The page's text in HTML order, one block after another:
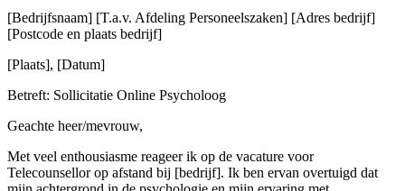
[Bedrijfsnaam] [T.a.v. Afdeling Personeelszaken] [Adres bedrijf]
[Postcode en plaats bedrijf]
[Plaats], [Datum]
Betreft: Sollicitatie Online Psycholoog
Geachte heer/mevrouw,
Met veel enthousiasme reageer ik op de vacature voor
Telecounsellor op afstand bij [bedrijf]. Ik ben ervan overtuigd dat